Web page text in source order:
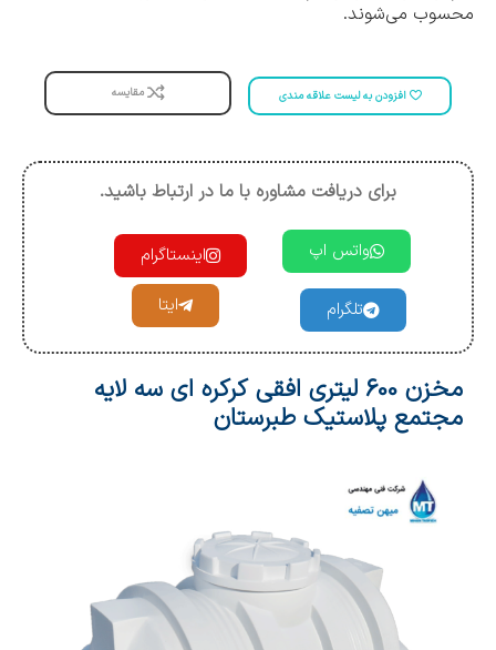
محسوب می‌شوند.
افزودن به لیست علاقه مندی مقایسه
برای دریافت مشاوره با ما در ارتباط باشید.
واتس اپ اینستاگرام
تلگرام ایتا
مخزن 600 لیتری افقی کرکره ای سه لایه
مجتمع پلاستیک طبرستان